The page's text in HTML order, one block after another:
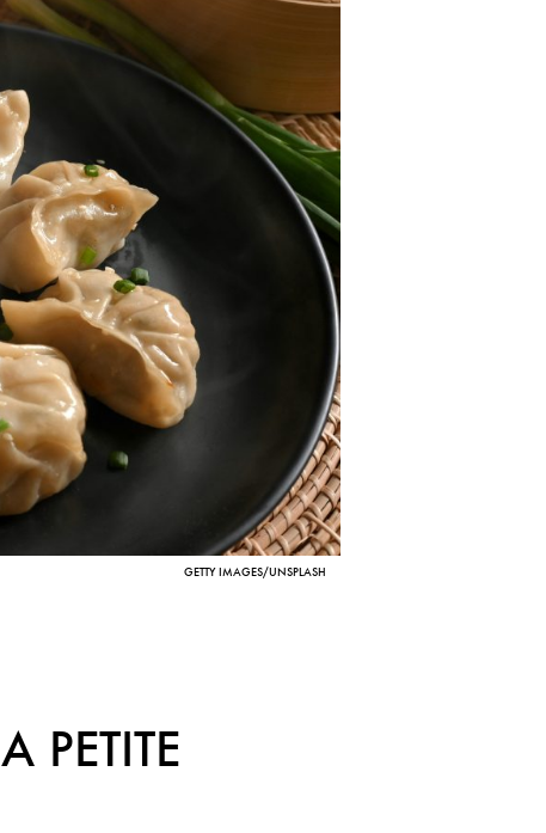
GETTY IMAGES/UNSPLASH
PETITE